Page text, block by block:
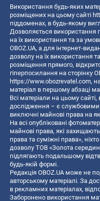
Використання будь-яких
розміщених на цьому сайті
піддоменах, в будь-якому
Дозволяється використання
на їх використання та за
OBOZ.UA, а для інтернет-
дозволу на їх використання
розміщення прямого,
гіперпосилання на сторінку
https://www.obozrevatel.com,
матеріал в першому абзаці
Всі матеріали на цьому сайті,
дослідження – є службовими
виключні майнові права на
На всі опубліковані
майнові права, які
права та суміжні права»,
дозволу ТОВ «Золота
підлягають подальшому
будь-якій формі.
Редакція OBOZ.UA може не
авторському матеріалі. За
в рекламних матеріалах,
Заборонено використання